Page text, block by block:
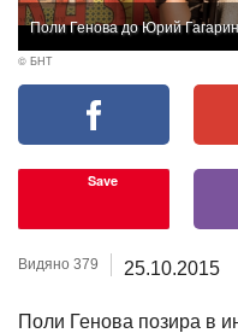
Поли Генова до Юрий Гагарин
© БНТ
Save
Видяно 379 25.10.2015
Поли Генова позира в